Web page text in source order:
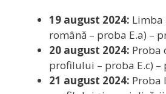
19 august 2024: Limba
română – proba E.a) –
20 august 2024: Proba
profilului – proba E.c) –
21 august 2024: Proba